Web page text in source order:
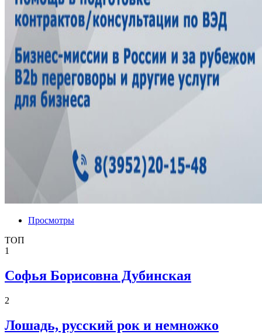
Просмотры
ТОП
1
Софья Борисовна Дубинская
2
Лошадь, русский рок и немножко